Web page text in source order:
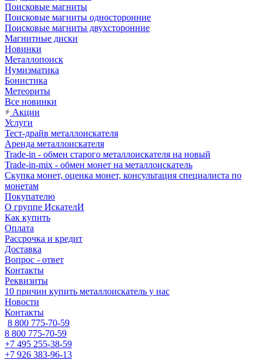
Поисковые магниты
Поисковые магниты односторонние
Поисковые магниты двухсторонние
Магнитные диски
Новинки
Металлопоиск
Нумизматика
Бонистика
Метеориты
Все новинки
Акции
Услуги
Тест-драйв металлоискателя
Аренда металлоискателя
Trade-in - обмен старого металлоискателя на новый
Trade-in-mix - обмен монет на металлоискатель
Скупка монет, оценка монет, консультация специалиста по
монетам
Покупателю
О группе ИскателИ
Как купить
Оплата
Рассрочка и кредит
Доставка
Вопрос - ответ
Контакты
Реквизиты
10 причин купить металлоискатель у нас
Новости
Контакты
8 800 775-70-59
8 800 775-70-59
+7 495 255-38-59
+7 926 383-96-13